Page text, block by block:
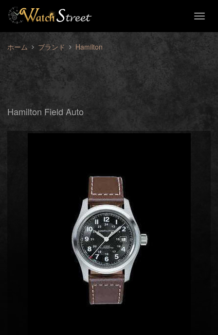
ホーム ブランド Hamilton
Hamilton Field Auto